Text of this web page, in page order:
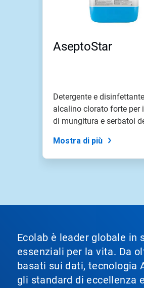
navigare,
AseptoStar
Detergente e disinfettante
alcalino clorato forte per
di mungitura e serbatoi
Mostra di più
Ecolab è leader globale in
essenziali per la vita. Da
basati sui dati, tecnologia
gli standard di eccellenza